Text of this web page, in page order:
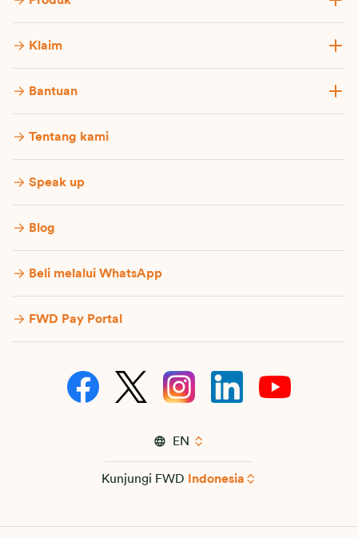
Klaim
Bantuan
Tentang kami
Speak up
Blog
Beli melalui WhatsApp
FWD Pay Portal
EN
Kunjungi FWD Indonesia